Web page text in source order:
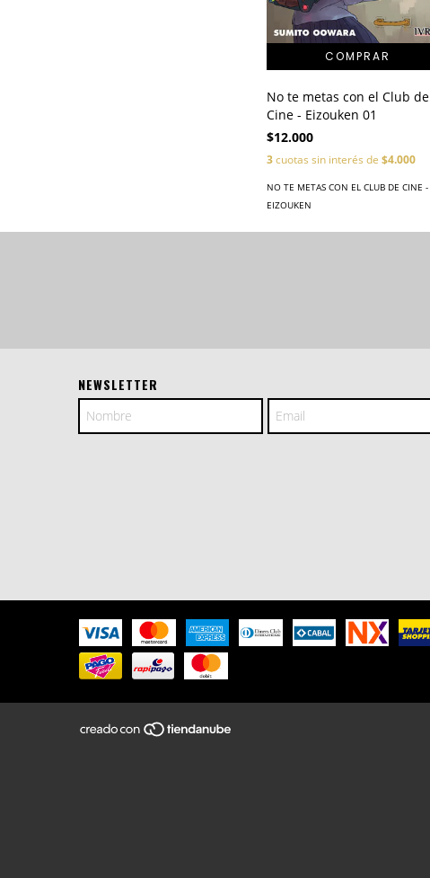
No te metas con el Club de
Cine - Eizouken 01
$12.000
3cuotas sin interés de $4.000
NO TE METAS CON EL CLUB DE CINE -
EIZOUKEN
NEWSLETTER